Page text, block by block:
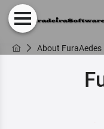
About FuraAedes